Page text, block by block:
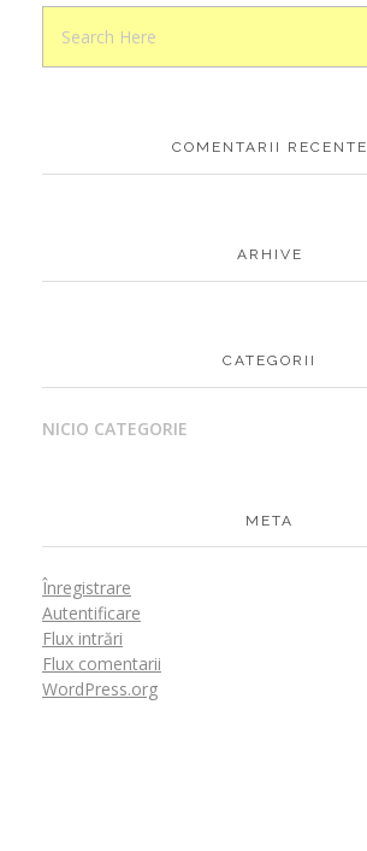
COMENTARII RECENTE
ARHIVE
CATEGORII
NICIO CATEGORIE
META
Înregistrare
Autentificare
Flux intrări
Flux comentarii
WordPress.org